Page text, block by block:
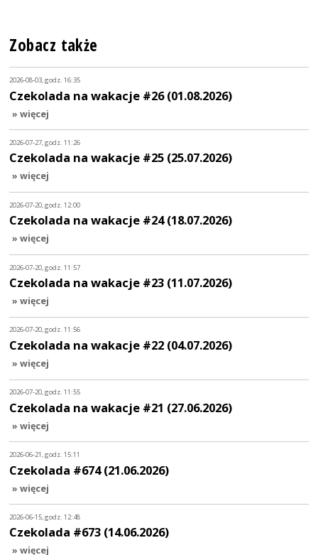
Zobacz także
2026-08-03, godz. 16:35
Czekolada na wakacje #26 (01.08.2026)
» więcej
2026-07-27, godz. 11:26
Czekolada na wakacje #25 (25.07.2026)
» więcej
2026-07-20, godz. 12:00
Czekolada na wakacje #24 (18.07.2026)
» więcej
2026-07-20, godz. 11:57
Czekolada na wakacje #23 (11.07.2026)
» więcej
2026-07-20, godz. 11:56
Czekolada na wakacje #22 (04.07.2026)
» więcej
2026-07-20, godz. 11:55
Czekolada na wakacje #21 (27.06.2026)
» więcej
2026-06-21, godz. 15:11
Czekolada #674 (21.06.2026)
» więcej
2026-06-15, godz. 12:48
Czekolada #673 (14.06.2026)
» więcej